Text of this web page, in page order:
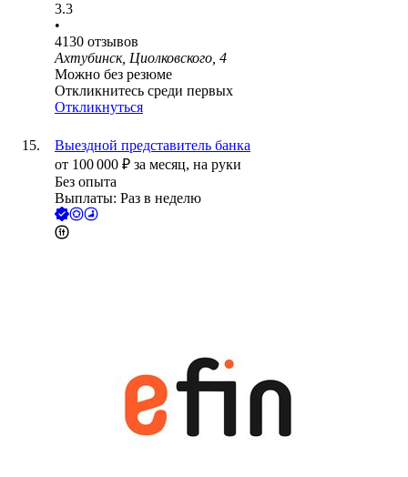
3.3
•
4130 отзывов
Ахтубинск, Циолковского, 4
Можно без резюме
Откликнитесь среди первых
Откликнуться
Выездной представитель банка
от 100 000 ₽ за месяц, на руки
Без опыта
Выплаты: Раз в неделю